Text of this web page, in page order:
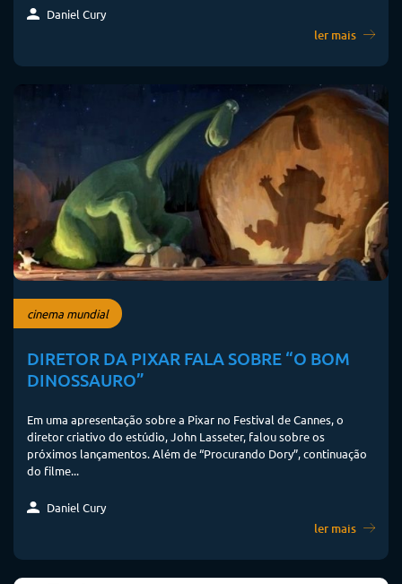
Daniel Cury
ler mais
cinema mundial
DIRETOR DA PIXAR FALA SOBRE “O BOM
DINOSSAURO”
Em uma apresentação sobre a Pixar no Festival de Cannes, o
diretor criativo do estúdio, John Lasseter, falou sobre os
próximos lançamentos. Além de “Procurando Dory”, continuação
do filme...
Daniel Cury
ler mais